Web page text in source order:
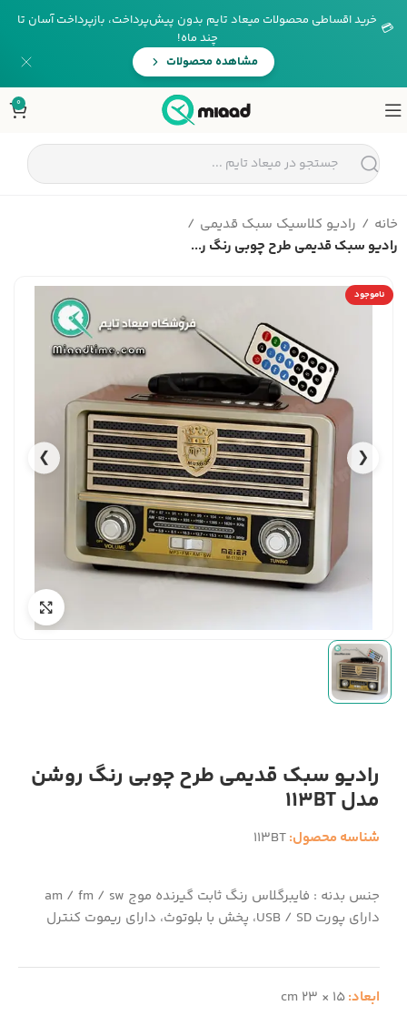
💳 خرید اقساطی محصولات میعاد تایم بدون پیش‌پرداخت، بازپرداخت آسان تا
چند ماه!
مشاهده محصولات
0
خانه
رادیو کلاسیک سبک قدیمی
رادیو سبک قدیمی طرح چوبی رنگ ر...
ناموجود
❮
❯
رادیو سبک قدیمی طرح چوبی رنگ روشن
مدل 113BT
شناسه محصول:113BT
جنس بدنه : فایبرگلاس رنگ ثابت گیرنده موج am / fm / sw
دارای پورت USB / SD، پخش با بلوتوث، دارای ریموت کنترل
ابعاد:15 × 23 cm